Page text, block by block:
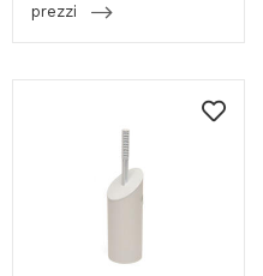
prezzi